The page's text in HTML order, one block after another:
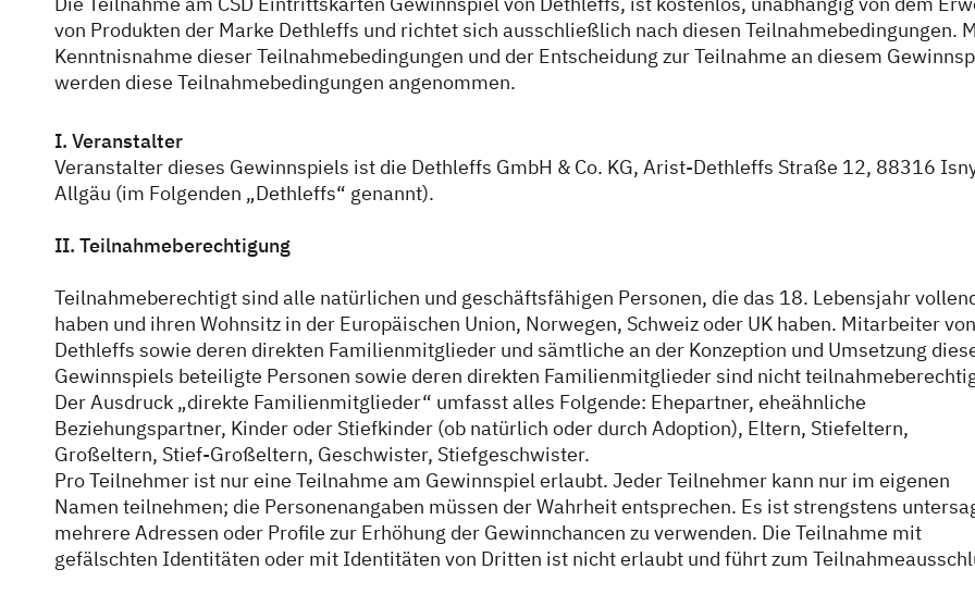
Service
Dethleffs Versprechen
Reiselust
Unternehmen
Händlersuche
Fahrzeugbörse
Blog
von Produkten der Marke Dethleffs und richtet sich ausschließlich nach diesen Teilnahmebedingungen.
Kenntnisnahme dieser Teilnahmebedingungen und der Entscheidung zur Teilnahme an diesem
werden diese Teilnahmebedingungen angenommen.
I. Veranstalter
Veranstalter dieses Gewinnspiels ist die Dethleffs GmbH & Co. KG, Arist-Dethleffs Straße 12, 88316
Allgäu (im Folgenden „Dethleffs“ genannt).
II. Teilnahmeberechtigung
Teilnahmeberechtigt sind alle natürlichen und geschäftsfähigen Personen, die das 18. Lebensjahr
haben und ihren Wohnsitz in der Europäischen Union, Norwegen, Schweiz oder UK haben. Mitarbeiter von
Dethleffs sowie deren direkten Familienmitglieder und sämtliche an der Konzeption und Umsetzung
Gewinnspiels beteiligte Personen sowie deren direkten Familienmitglieder sind nicht
Der Ausdruck „direkte Familienmitglieder“ umfasst alles Folgende: Ehepartner, eheähnliche
Beziehungspartner, Kinder oder Stiefkinder (ob natürlich oder durch Adoption), Eltern, Stiefeltern,
Großeltern, Stief-Großeltern, Geschwister, Stiefgeschwister.
Pro Teilnehmer ist nur eine Teilnahme am Gewinnspiel erlaubt. Jeder Teilnehmer kann nur im eigenen
Namen teilnehmen; die Personenangaben müssen der Wahrheit entsprechen. Es ist strengstens
mehrere Adressen oder Profile zur Erhöhung der Gewinnchancen zu verwenden. Die Teilnahme mit
gefälschten Identitäten oder mit Identitäten von Dritten ist nicht erlaubt und führt zum